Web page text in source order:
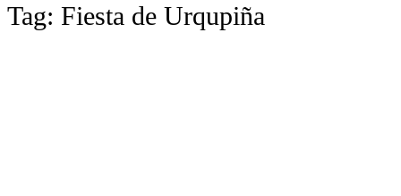
Tag: Fiesta de Urqupiña